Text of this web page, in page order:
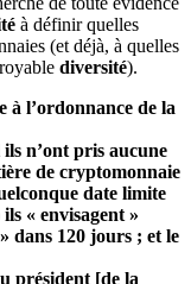
à définir quelles
(et déjà, à quelles
diversité).
à l’ordonnance de la
ils n’ont pris aucune
de cryptomonnaie
date limite
« envisagent »
dans 120 jours ; et le
président [de la